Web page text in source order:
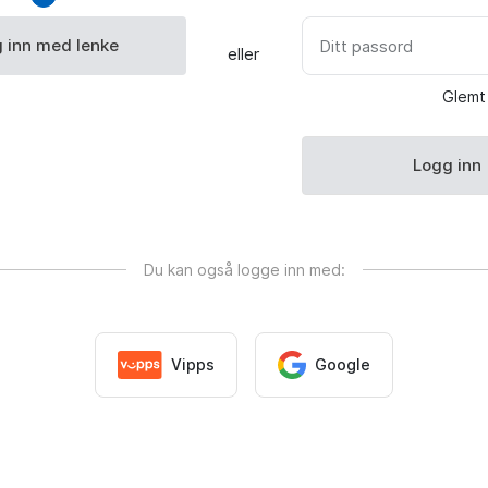
inn med lenke eller Ditt passord
Logg inn
Du kan også logge inn med:
Vipps Google